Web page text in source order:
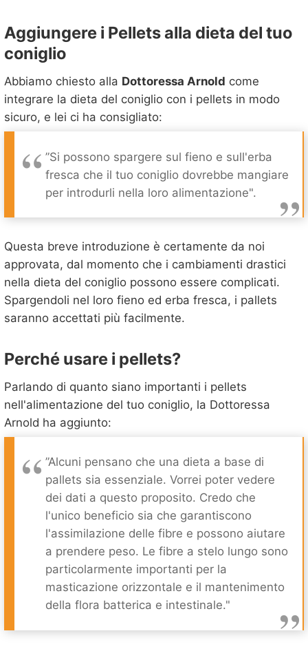
Aggiungere i Pellets alla dieta del tuo
coniglio
Abbiamo chiesto alla Dottoressa Arnold come
integrare la dieta del coniglio con i pellets in modo
sicuro, e lei ci ha consigliato:
”Si possono spargere sul fieno e sull'erba
fresca che il tuo coniglio dovrebbe mangiare
per introdurli nella loro alimentazione".
Questa breve introduzione è certamente da noi
approvata, dal momento che i cambiamenti drastici
nella dieta del coniglio possono essere complicati.
Spargendoli nel loro fieno ed erba fresca, i pallets
saranno accettati più facilmente.
Perché usare i pellets?
Parlando di quanto siano importanti i pellets
nell'alimentazione del tuo coniglio, la Dottoressa
Arnold ha aggiunto:
”Alcuni pensano che una dieta a base di
pallets sia essenziale. Vorrei poter vedere
dei dati a questo proposito. Credo che
l'unico beneficio sia che garantiscono
l'assimilazione delle fibre e possono aiutare
a prendere peso. Le fibre a stelo lungo sono
particolarmente importanti per la
masticazione orizzontale e il mantenimento
della flora batterica e intestinale."